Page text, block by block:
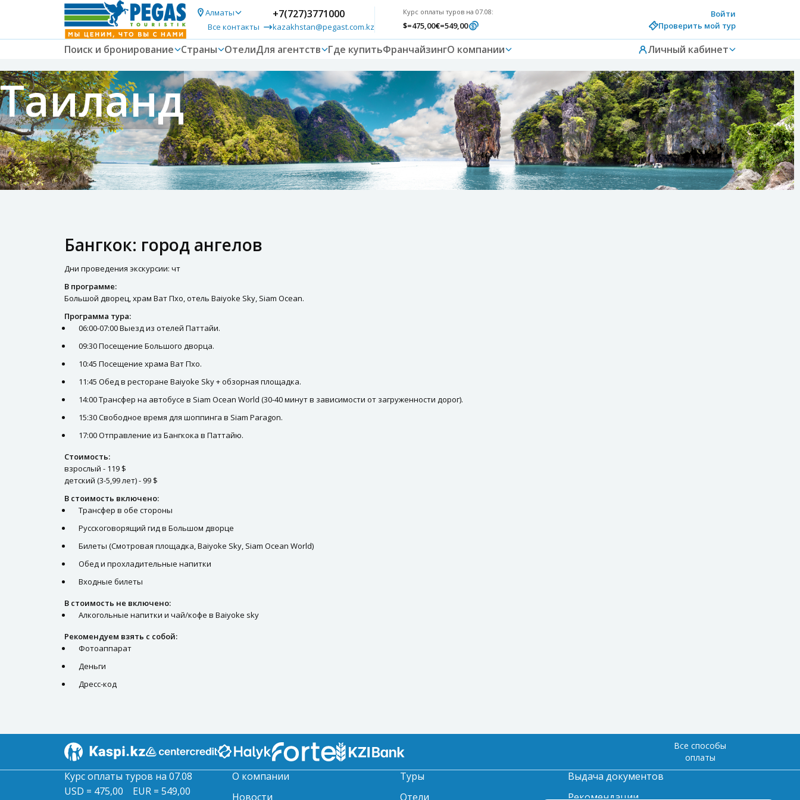
Алматы
Все контакты
+7(727)3771000
kazakhstan@pegast.com.kz
Курс оплаты туров на 07.08:
$=475,00€=549,00
Войти
Проверить мой тур
Поиск и бронирование Страны ОтелиДля агентств Где купитьФранчайзингО компании Личный кабинет
Таиланд
Бангкок: город ангелов
Дни проведения экскурсии: чт
В программе:
Большой дворец, храм Ват Пхо, отель Baiyoke Sky, Siam Ocean.
Программа тура:
06:00-07:00 Выезд из отелей Паттайи.
09:30 Посещение Большого дворца.
10:45 Посещение храма Ват Пхо.
11:45 Обед в ресторане Baiyoke Sky + обзорная площадка.
14:00 Трансфер на автобусе в Siam Ocean World (30-40 минут в зависимости от загруженности дорог).
15:30 Свободное время для шоппинга в Siam Paragon.
17:00 Отправление из Бангкока в Паттайю.
Стоимость:
взрослый - 119 $
детский (3-5,99 лет) - 99 $
В стоимость включено:
Трансфер в обе стороны
Русскоговорящий гид в Большом дворце
Билеты (Смотровая площадка, Baiyoke Sky, Siam Ocean World)
Обед и прохладительные напитки
Входные билеты
В стоимость не включено:
Алкогольные напитки и чай/кофе в Baiyoke sky
Рекомендуем взять с собой:
Фотоаппарат
Деньги
Дресс-код
Все способы
оплаты
Курс оплаты туров на 07.08
USD = 475,00
EUR = 549,00
О компании
Новости
Туры
Отели
Выдача документов
Рекомендации